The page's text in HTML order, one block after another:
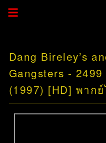
Dang Bireley’s
Gangsters -
(1997) [HD] พาก